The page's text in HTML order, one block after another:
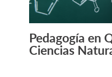
Pedagogía en
Ciencias